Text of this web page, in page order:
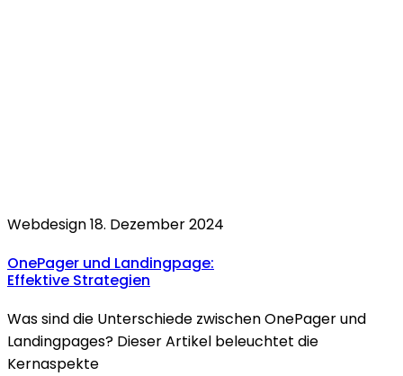
Webdesign18. Dezember 2024
OnePager und Landingpage:
Effektive Strategien
Was sind die Unterschiede zwischen OnePager und
Landingpages? Dieser Artikel beleuchtet die
Kernaspekte